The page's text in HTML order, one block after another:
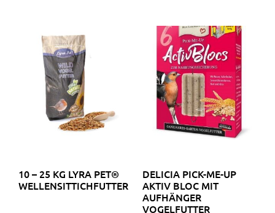
10 – 25 KG LYRA PET®
WELLENSITTICHFUTTER
DELICIA PICK-ME-UP
AKTIV BLOC MIT
AUFHÄNGER
VOGELFUTTER